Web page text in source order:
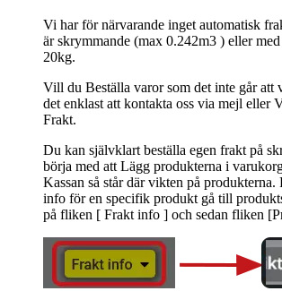
Vi har för närvarande inget automatisk
är skrymmande (max 0.242m3 ) eller
20kg.
Vill du Beställa varor som det inte går att
det enklast att kontakta oss via mejl eller
Frakt.
Du kan självklart beställa egen frakt på
börja med att Lägg produkterna i
Kassan så står där vikten på
info för en specifik produkt gå till
på fliken [ Frakt info ] och sedan fliken